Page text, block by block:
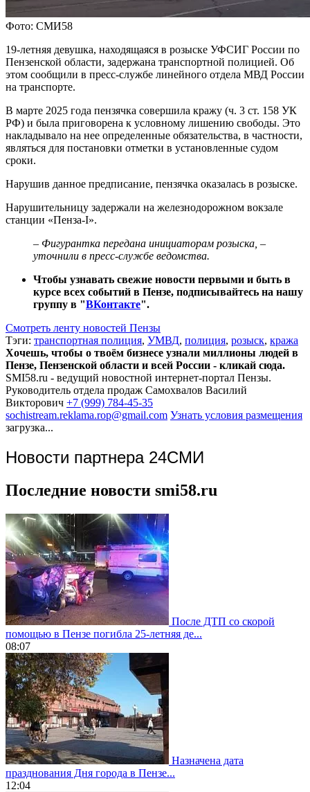
Фото: СМИ58
19-летняя девушка, находящаяся в розыске УФСИГ России по
Пензенской области, задержана транспортной полицией. Об
этом сообщили в пресс-службе линейного отдела МВД России
на транспорте.
В марте 2025 года пензячка совершила кражу (ч. 3 ст. 158 УК
РФ) и была приговорена к условному лишению свободы. Это
накладывало на нее определенные обязательства, в частности,
являться для постановки отметки в установленные судом
сроки.
Нарушив данное предписание, пензячка оказалась в розыске.
Нарушительницу задержали на железнодорожном вокзале
станции «Пенза-I».
– Фигурантка передана инициаторам розыска, –
уточнили в пресс-службе ведомства.
Чтобы узнавать свежие новости первыми и быть в
курсе всех событий в Пензе, подписывайтесь на нашу
группу в "ВКонтакте".
Смотреть ленту новостей Пензы
Тэги: транспортная полиция, УМВД, полиция, розыск, кража
Хочешь, чтобы о твоём бизнесе узнали миллионы людей в
Пензе, Пензенской области и всей России - кликай сюда.
SMI58.ru - ведущий новостной интернет-портал Пензы.
Руководитель отдела продаж Самохвалов Василий
Викторович +7 (999) 784-45-35
sochistream.reklama.rop@gmail.com Узнать условия размещения
загрузка...
Новости партнера 24СМИ
Последние новости smi58.ru
После ДТП со скорой
помощью в Пензе погибла 25-летняя де...
08:07
Назначена дата
празднования Дня города в Пензе...
12:04